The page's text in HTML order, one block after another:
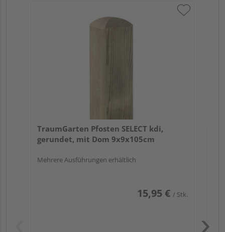
TraumGarten Pfosten SELECT kdi,
gerundet, mit Dom 9x9x105cm
Mehrere Ausführungen erhältlich
15,95 € / Stk.